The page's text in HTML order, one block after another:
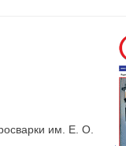
им. Е. О.